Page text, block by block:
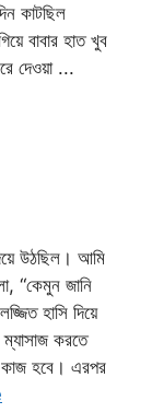
কাটছিল
বাবার হাত খুব
দেওয়া ...
উঠছিল। আমি
“কেমুন জানি
হাসি দিয়ে
করতে
কাজ হবে। এরপর